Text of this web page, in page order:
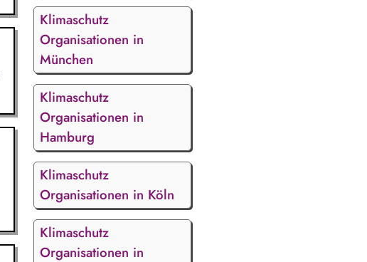
Klimaschutz
Organisationen in
München
Klimaschutz
Organisationen in
Hamburg
Klimaschutz
Organisationen in Köln
Klimaschutz
Organisationen in